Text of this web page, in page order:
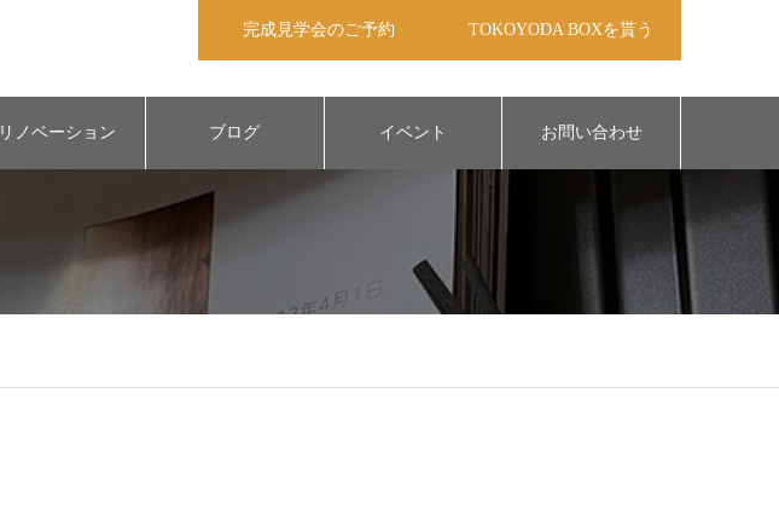
完成見学会のご予約 TOKOYODA BOXを貰う
リノベーション ブログ イベント お問い合わせ